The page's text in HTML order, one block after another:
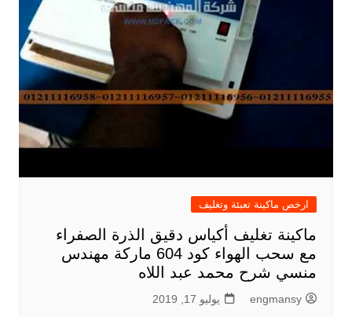
ارخص ماكينة تعبئة وتغليف
ماكينة تغليف أكياس دقيق الذرة الصفراء
مع سحب الهواء كود 604 ماركة مهندس
منسي شرح محمد عبد اللاه
engmansy يوليو 17, 2019